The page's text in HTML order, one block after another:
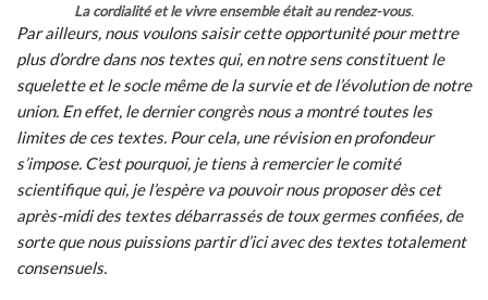
La cordialité et le vivre ensemble était au rendez-vous.
Par ailleurs, nous voulons saisir cette opportunité pour mettre
plus d’ordre dans nos textes qui, en notre sens constituent le
squelette et le socle même de la survie et de l’évolution de notre
union. En effet, le dernier congrès nous a montré toutes les
limites de ces textes. Pour cela, une révision en profondeur
s’impose. C’est pourquoi, je tiens à remercier le comité
scientifique qui, je l’espère va pouvoir nous proposer dès cet
après-midi des textes débarrassés de toux germes confiées, de
sorte que nous puissions partir d’ici avec des textes totalement
consensuels.